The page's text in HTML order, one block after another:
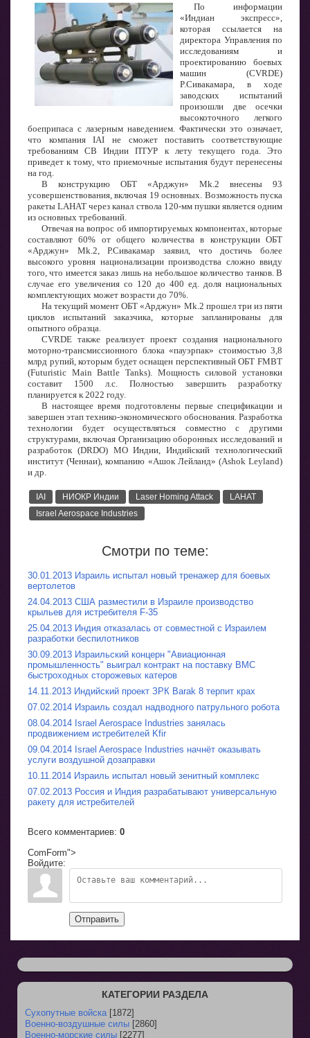
По информации
«Индиан экспресс»,
которая ссылается на
директора Управления по
исследованиям и
проектированию боевых
машин (CVRDE)
P.Сивакамара, в ходе
заводских испытаний
произошли две осечки
высокоточного легкого
боеприпаса с лазерным наведением. Фактически это означает,
что компания IAI не сможет поставить соответствующие
требованиям СВ Индии ПТУР к лету текущего года. Это
приведет к тому, что приемочные испытания будут перенесены
на год.
В конструкцию ОБТ «Арджун» Mk.2 внесены 93
усовершенствования, включая 19 основных. Возможность пуска
ракеты LAHAT через канал ствола 120-мм пушки является одним
из основных требований.
Отвечая на вопрос об импортируемых компонентах, которые
составляют 60% от общего количества в конструкции ОБТ
«Арджун» Mk.2, Р.Сивакамар заявил, что достичь более
высокого уровня национализации производства сложно ввиду
того, что имеется заказ лишь на небольшое количество танков. В
случае его увеличения со 120 до 400 ед. доля национальных
комплектующих может возрасти до 70%.
На текущий момент ОБТ «Арджун» Mk.2 прошел три из пяти
циклов испытаний заказчика, которые запланированы для
опытного образца.
CVRDE также реализует проект создания национального
моторно-трансмиссионного блока «пауэрпак» стоимостью 3,8
млрд рупий, которым будет оснащен перспективный ОБТ FMBT
(Futuristic Main Battle Tanks). Мощность силовой установки
составит 1500 л.с. Полностью завершить разработку
планируется к 2022 году.
В настоящее время подготовлены первые спецификации и
завершен этап технико-экономического обоснования. Разработка
технологии будет осуществляться совместно с другими
структурами, включая Организацию оборонных исследований и
разработок (DRDO) МО Индии, Индийский технологический
институт (Ченнаи), компанию «Ашок Лейланд» (Ashok Leyland)
и др.
IAI НИОКР Индии Laser Homing Attack
LAHAT
Israel Aerospace Industries
Смотри по теме:
30.01.2013 Израиль испытал новый тренажер для боевых
вертолетов
24.04.2013 США разместили в Израиле производство
крыльев для истребителя F-35
25.04.2013 Индия отказалась от совместной с Израилем
разработки беспилотников
30.09.2013 Израильский концерн "Авиационная
промышленность" выиграл контракт на поставку ВМС
быстроходных сторожевых катеров
14.11.2013 Индийский проект ЗРК Barak 8 терпит крах
07.02.2014 Израиль создал надводного патрульного робота
08.04.2014 Israel Aerospace Industries занялась
продвижением истребителей Kfir
09.04.2014 Israel Aerospace Industries начнёт оказывать
услуги воздушной дозаправки
10.11.2014 Израиль испытал новый зенитный комплекс
07.02.2013 Россия и Индия разрабатывают универсальную
ракету для истребителей
Всего комментариев: 0
ComForm">
Войдите:
Отправить
КАТЕГОРИИ РАЗДЕЛА
Сухопутные войска [1872]
Военно-воздушные силы [2860]
Военно-морские силы [2277]